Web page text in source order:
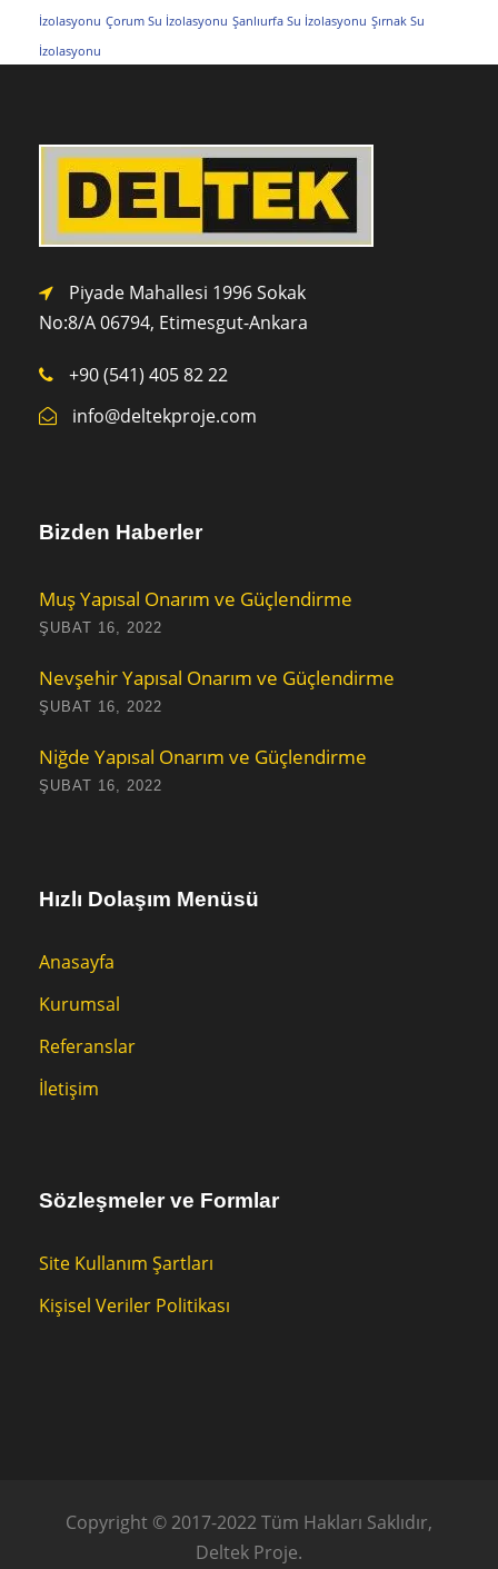
İzolasyonu Çorum Su İzolasyonu Şanlıurfa Su İzolasyonu Şırnak Su
İzolasyonu
Piyade Mahallesi 1996 Sokak
No:8/A 06794, Etimesgut-Ankara
+90 (541) 405 82 22
info@deltekproje.com
Bizden Haberler
Muş Yapısal Onarım ve Güçlendirme
ŞUBAT 16, 2022
Nevşehir Yapısal Onarım ve Güçlendirme
ŞUBAT 16, 2022
Niğde Yapısal Onarım ve Güçlendirme
ŞUBAT 16, 2022
Hızlı Dolaşım Menüsü
Anasayfa
Kurumsal
Referanslar
İletişim
Sözleşmeler ve Formlar
Site Kullanım Şartları
Kişisel Veriler Politikası
Copyright © 2017-2022 Tüm Hakları Saklıdır,
Deltek Proje.